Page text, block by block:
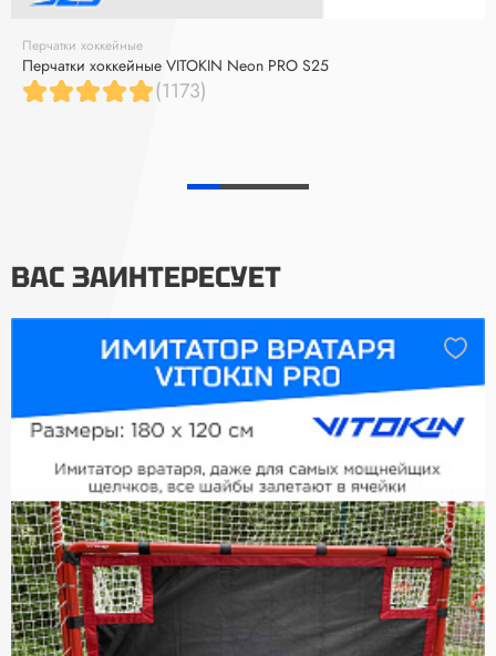
Перчатки хоккейные
Перчатки хоккейные VITOKIN Neon PRO S25
(1173)
ВАС ЗАИНТЕРЕСУЕТ